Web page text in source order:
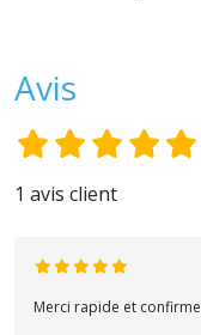
Avis
1 avis client
Merci rapide et confirme